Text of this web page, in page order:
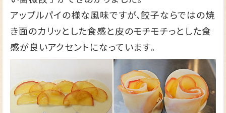
アップルパイの様な風味ですが、餃子ならではの焼
き面のカリッとした食感と皮のモチモチっとした食
感が良いアクセントになっています。